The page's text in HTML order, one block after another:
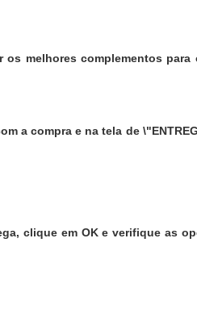
melhores complementos
a compra e na tela de
clique em OK e verifique as